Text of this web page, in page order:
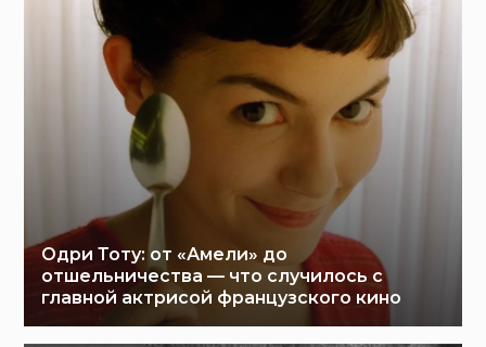
Одри Тоту: от «Амели» до
отшельничества — что случилось с
главной актрисой французского кино